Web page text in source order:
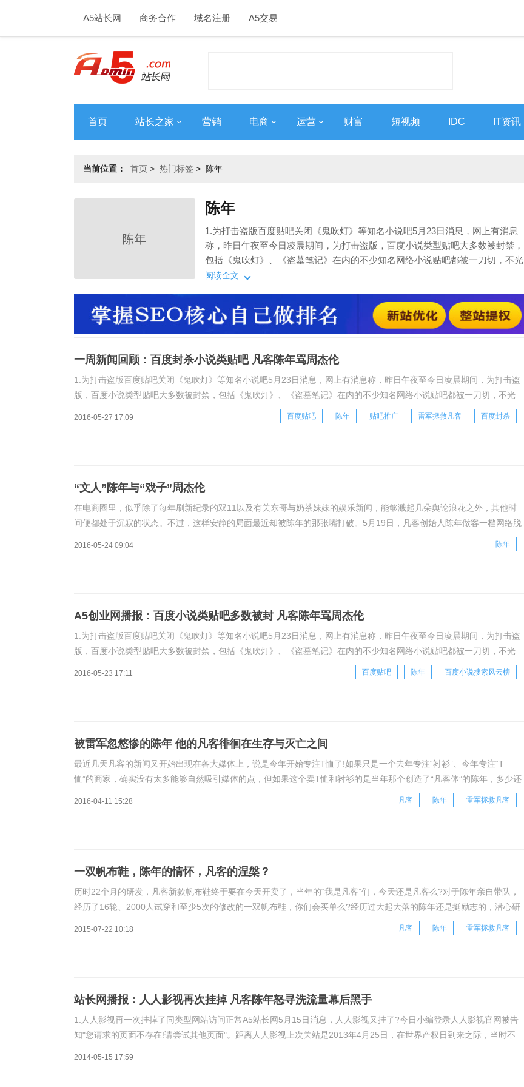
A5站长网 商务合作 域名注册 A5交易
首页 站长之家 营销 电商 运营 财富 短视频 IDC IT资讯
当前位置： 首页 > 热门标签 > 陈年
陈年
1.为打击盗版百度贴吧关闭《鬼吹灯》等知名小说吧5月23日消息，网上有消息
称，昨日午夜至今日凌晨期间，为打击盗版，百度小说类型贴吧大多数被封禁，
包括《鬼吹灯》、《盗墓笔记》在内的不少知名网络小说贴吧都被一刀切，不光
是资源帖，正常的交流内容也完全无法访问。同时伴随着小说类型贴吧覆灭的还
正版保护力度、维护原创作者权益，百度贴吧即日起
阅读全文
一周新闻回顾：百度封杀小说类贴吧 凡客陈年骂周杰伦
1.为打击盗版百度贴吧关闭《鬼吹灯》等知名小说吧5月23日消息，网上有消息称，昨日午夜至今日凌晨期间，为打击盗
版，百度小说类型贴吧大多数被封禁，包括《鬼吹灯》、《盗墓笔记》在内的不少知名网络小说贴吧都被一刀切，不光
是资源帖，正常的交流内容也完全无法访问。同时伴随着小说类型贴吧覆灭的还有校花，校草，美
2016-05-27 17:09 百度贴吧 陈年 贴吧推广 雷军拯救凡客 百度封杀
“文人”陈年与“戏子”周杰伦
在电商圈里，似乎除了每年刷新纪录的双11以及有关东哥与奶茶妹妹的娱乐新闻，能够溅起几朵舆论浪花之外，其他时
间便都处于沉寂的状态。不过，这样安静的局面最近却被陈年的那张嘴打破。5月19日，凡客创始人陈年做客一档网络脱
2016-05-24 09:04 陈年
A5创业网播报：百度小说类贴吧多数被封 凡客陈年骂周杰伦
1.为打击盗版百度贴吧关闭《鬼吹灯》等知名小说吧5月23日消息，网上有消息称，昨日午夜至今日凌晨期间，为打击盗
版，百度小说类型贴吧大多数被封禁，包括《鬼吹灯》、《盗墓笔记》在内的不少知名网络小说贴吧都被一刀切，不光
是资源帖，正常的交流内容也完全无法访问。同时伴随着小说类型贴吧覆灭的还有校花，校草，美
2016-05-23 17:11 百度贴吧 陈年 百度小说搜索风云榜
被雷军忽悠惨的陈年 他的凡客徘徊在生存与灭亡之间
最近几天凡客的新闻又开始出现在各大媒体上，说是今年开始专注T恤了!如果只是一个去年专注“衬衫”、今年专注“T
恤”的商家，确实没有太多能够自然吸引媒体的点，但如果这个卖T恤和衬衫的是当年那个创造了“凡客体”的陈年，多少还
能挑逗起那些曾经经历过疯狂凡客体的编辑和记者兴奋点，所以有人零零星星关注了。凡客之
2016-04-11 15:28 凡客 陈年 雷军拯救凡客
一双帆布鞋，陈年的情怀，凡客的涅槃？
历时22个月的研发，凡客新款帆布鞋终于要在今天开卖了，当年的“我是凡客”们，今天还是凡客么?对于陈年亲自带队，
经历了16轮、2000人试穿和至少5次的修改的一双帆布鞋，你们会买单么?经历过大起大落的陈年还是挺励志的，潜心研
发的帆布鞋就是为带凡客重返巅峰，不过这一次没有凡客体，有的只是一双“帆布鞋”。
2015-07-22 10:18 凡客 陈年 雷军拯救凡客
站长网播报：人人影视再次挂掉 凡客陈年怒寻洗流量幕后黑手
1.人人影视再一次挂掉了同类型网站访问正常A5站长网5月15日消息，人人影视又挂了?今日小编登录人人影视官网被告
知"您请求的页面不存在!请尝试其他页面"。距离人人影视上次关站是2013年4月25日，在世界产权日到来之际，当时不
2014-05-15 17:59